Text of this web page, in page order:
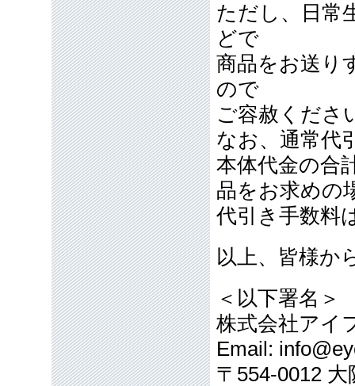
ただし、日常
どで
商品をお送り
ので
ご容赦くださ
なお、通常代
本体代金の合
品をお求めの
代引き手数料
以上、皆様か
＜以下署名＞
株式会社アイ
Email:
〒554-0012